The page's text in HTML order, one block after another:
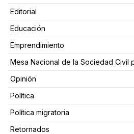
Editorial
Educación
Emprendimiento
Mesa Nacional de la Sociedad Civil
Opinión
Política
Política migratoria
Retornados